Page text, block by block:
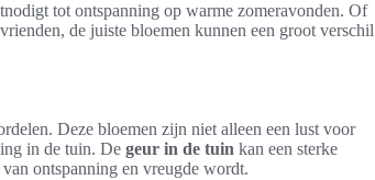
tot ontspanning op warme zomeravonden. Of
de juiste bloemen kunnen een groot verschil
Deze bloemen zijn niet alleen een lust voor
in de tuin. De geur in de tuin kan een sterke
ontspanning en vreugde wordt.